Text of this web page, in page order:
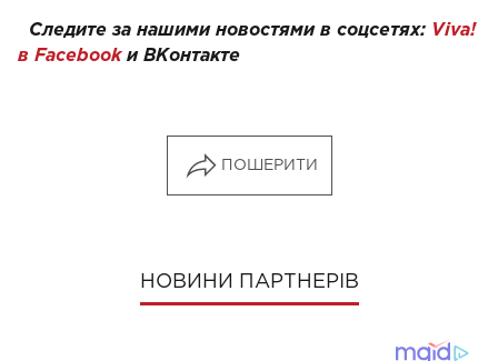
Следите за нашими новостями в соцсетях: Viva!
в Facebookи ВКонтакте
ПОШЕРИТИ
НОВИНИ ПАРТНЕРІВ